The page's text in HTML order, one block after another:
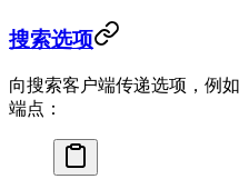
搜索选项
向搜索客户端传递选项，例
端点：